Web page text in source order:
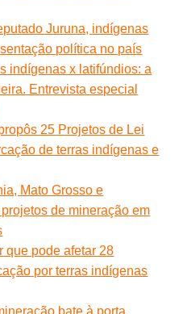
Juruna, indígenas
política no país
indígenas x latifúndios: a
Entrevista especial
25 Projetos de Lei
de terras indígenas e
Mato Grosso e
de mineração em
que pode afetar 28
por terras indígenas
bate à porta